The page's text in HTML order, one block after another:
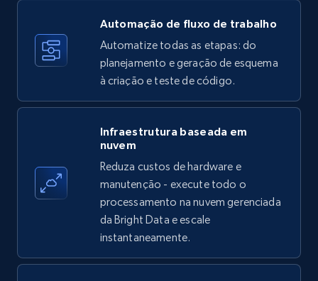
35.3K+ 5.7K+ Comece grátis
Amazon products - find products by using
upc numbers
Title, Seller name, Brand, Description, Initial
price, Currency, Availability, Reviews count, and
more.
5.7K+ Comece grátis
Automação de fluxo de trabalho
Automatize todas as etapas: do
planejamento e geração de esquema
à criação e teste de código.
Infraestrutura baseada em
nuvem
Reduza custos de hardware e
manutenção - execute todo o
processamento na nuvem gerenciada
da Bright Data e escale
instantaneamente.